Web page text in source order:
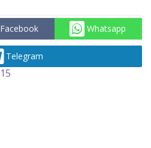
Facebook Whatsapp
Telegram